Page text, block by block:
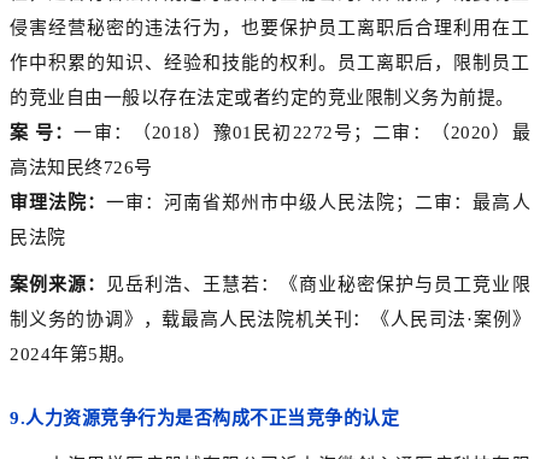
侵害经营秘密的违法行为，也要保护员工离职后合理利用在工
作中积累的知识、经验和技能的权利。员工离职后，限制员工
的竞业自由一般以存在法定或者约定的竞业限制义务为前提。
案 号：一审：（2018）豫01民初2272号；二审：（2020）最
高法知民终726号
审理法院：一审：河南省郑州市中级人民法院；二审：最高人
民法院
案例来源：
见岳利浩、王慧若：《商业秘密保护与员工竞业限
制义务的协调》，载最高人民法院机关刊：《人民司法·案例》
2024年第5期。
9.人力资源竞争行为是否构成不正当竞争的认定